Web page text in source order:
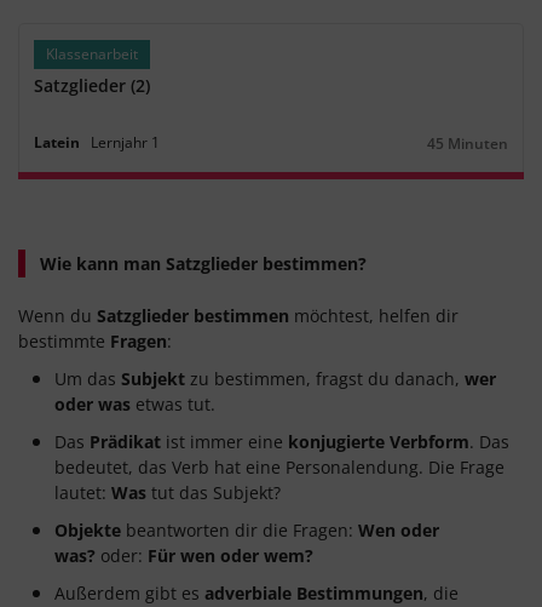
Klassenarbeit
Satzglieder (2)
Latein Lernjahr 1
Dauer:
45 Minuten
Wie kann man Satzglieder bestimmen?
Wenn du Satzglieder bestimmen möchtest, helfen dir
bestimmte Fragen:
Um das Subjekt zu bestimmen, fragst du danach, wer
oder was etwas tut.
Das Prädikat ist immer eine konjugierte Verbform. Das
bedeutet, das Verb hat eine Personalendung. Die Frage
lautet: Was tut das Subjekt?
Objekte beantworten dir die Fragen: Wen oder
was? oder: Für wen oder wem?
Außerdem gibt es adverbiale Bestimmungen, die